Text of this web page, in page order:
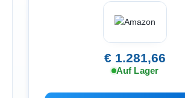
€ 1.281,66
Auf Lager